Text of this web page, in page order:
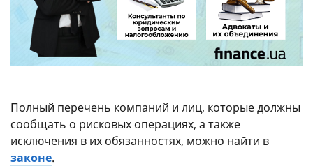
Полный перечень компаний и лиц, которые должны
сообщать о рисковых операциях, а также
исключения в их обязанностях, можно найти в
законе.